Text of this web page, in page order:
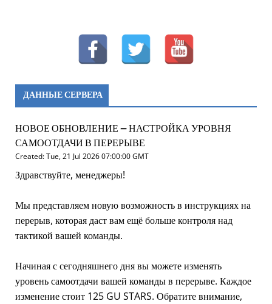
ДАННЫЕ СЕРВЕРА
НОВОЕ ОБНОВЛЕНИЕ – НАСТРОЙКА УРОВНЯ
САМООТДАЧИ В ПЕРЕРЫВЕ
Created: Tue, 21 Jul 2026 07:00:00 GMT
Здравствуйте, менеджеры!
Мы представляем новую возможность в инструкциях на
перерыв, которая даст вам ещё больше контроля над
тактикой вашей команды.
Начиная с сегодняшнего дня вы можете изменять
уровень самоотдачи вашей команды в перерыве. Каждое
изменение стоит 125 GU STARS. Обратите внимание,